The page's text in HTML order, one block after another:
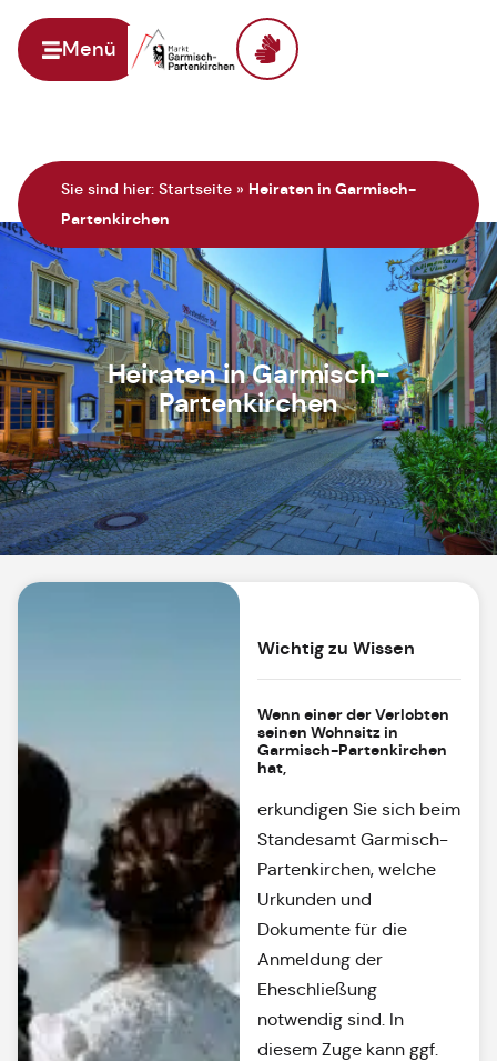
Menü
Sie sind hier: Startseite » Heiraten in Garmisch-
Partenkirchen
Heiraten in Garmisch-
Partenkirchen
Wichtig zu Wissen
Wenn einer der Verlobten
seinen Wohnsitz in
Garmisch-Partenkirchen
hat,
erkundigen Sie sich beim
Standesamt Garmisch-
Partenkirchen, welche
Urkunden und
Dokumente für die
Anmeldung der
Eheschließung
notwendig sind. In
diesem Zuge kann ggf.